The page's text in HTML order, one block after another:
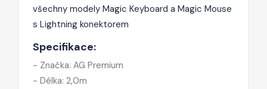
všechny modely Magic Keyboard a Magic Mouse
s Lightning konektorem
Specifikace:
- Značka: AG Premium
- Délka: 2,0m